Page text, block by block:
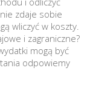
zdaje sobie
wliczyć w koszty.
i zagraniczne?
mogą być
odpowiemy